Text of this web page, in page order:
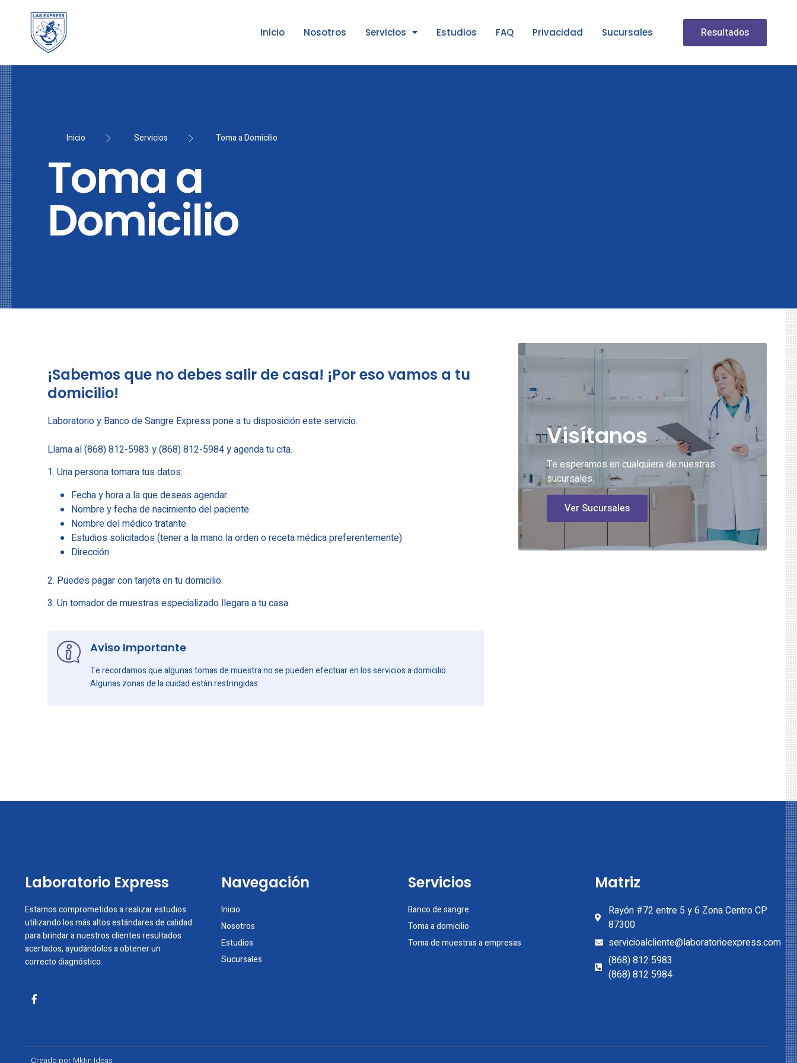
Inicio Nosotros Servicios Estudios FAQ Privacidad Sucursales Resultados
Inicio Servicios Toma a Domicilio
Toma a
Domicilio
¡Sabemos que no debes salir de casa! ¡Por eso vamos a tu
domicilio!
Laboratorio y Banco de Sangre Express pone a tu disposición este servicio.
Llama al (868) 812-5983 y (868) 812-5984 y agenda tu cita.
1. Una persona tomara tus datos:
Fecha y hora a la que deseas agendar.
Nombre y fecha de nacimiento del paciente.
Nombre del médico tratante.
Estudios solicitados (tener a la mano la orden o receta médica preferentemente)
Dirección
2. Puedes pagar con tarjeta en tu domicilio.
3. Un tomador de muestras especializado llegara a tu casa.
Aviso Importante
Te recordamos que algunas tomas de muestra no se pueden efectuar en los servicios a domicilio.
Algunas zonas de la cuidad están restringidas.
Visítanos
Te esperamos en cualquiera de nuestras
sucursales.
Ver Sucursales
Laboratorio Express
Estamos comprometidos a realizar estudios
utilizando los más altos estándares de calidad
para brindar a nuestros clientes resultados
acertados, ayudándolos a obtener un
correcto diagnóstico.
Navegación
Inicio
Nosotros
Estudios
Sucursales
Servicios
Banco de sangre
Toma a domicilio
Toma de muestras a empresas
Matriz
Rayón #72 entre 5 y 6 Zona Centro CP
87300
servicioalcliente@laboratorioexpress.com
(868) 812 5983
(868) 812 5984
Creado por Mktin Ideas